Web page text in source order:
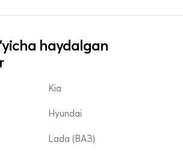
haydalgan
Kia
Hyundai
Lada (ВАЗ)